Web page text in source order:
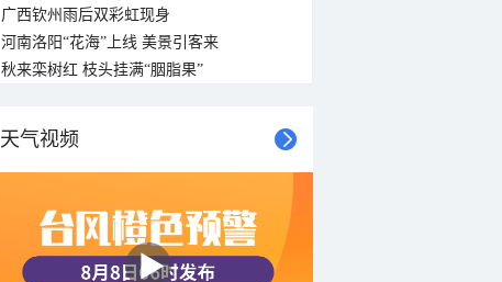
广西钦州雨后双彩虹现身
河南洛阳“花海”上线 美景引客来
秋来栾树红 枝头挂满“胭脂果”
天气视频